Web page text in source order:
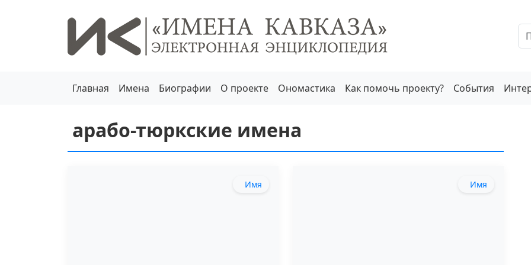
Главная Имена Биографии О проекте Ономастика Как помочь проекту? События
арабо-тюркские имена
Имя Имя